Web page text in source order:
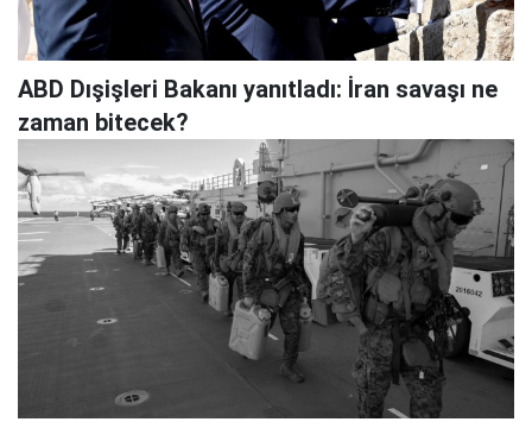
ABD Dışişleri Bakanı yanıtladı: İran savaşı ne
zaman bitecek?